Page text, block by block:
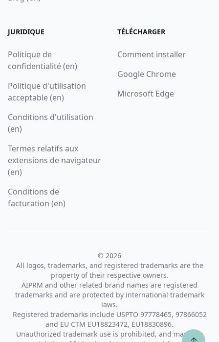
JURIDIQUE
Politique de
confidentialité (en)
Politique d'utilisation
acceptable (en)
Conditions d'utilisation
(en)
Termes relatifs aux
extensions de navigateur
(en)
Conditions de
facturation (en)
TÉLÉCHARGER
Comment installer
Google Chrome
Microsoft Edge
© 2026
All logos, trademarks, and registered trademarks are the
property of their respective owners.
AIPRM and other related brand names are registered
trademarks and are protected by international trademark
laws.
Registered trademarks include USPTO 97778465, 97866052
and EU CTM EU18823472, EU18830896.
Unauthorized trademark use is prohibited, and may be a